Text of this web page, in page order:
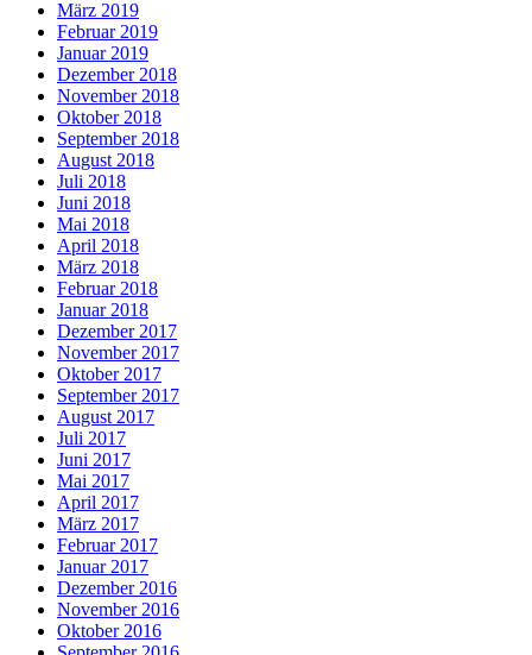
März 2019
Februar 2019
Januar 2019
Dezember 2018
November 2018
Oktober 2018
September 2018
August 2018
Juli 2018
Juni 2018
Mai 2018
April 2018
März 2018
Februar 2018
Januar 2018
Dezember 2017
November 2017
Oktober 2017
September 2017
August 2017
Juli 2017
Juni 2017
Mai 2017
April 2017
März 2017
Februar 2017
Januar 2017
Dezember 2016
November 2016
Oktober 2016